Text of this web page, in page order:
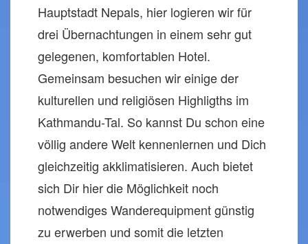
Hauptstadt Nepals, hier logieren wir für
drei Übernachtungen in einem sehr gut
gelegenen, komfortablen Hotel.
Gemeinsam besuchen wir einige der
kulturellen und religiösen Highligths im
Kathmandu-Tal. So kannst Du schon eine
völlig andere Welt kennenlernen und Dich
gleichzeitig akklimatisieren. Auch bietet
sich Dir hier die Möglichkeit noch
notwendiges Wanderequipment günstig
zu erwerben und somit die letzten